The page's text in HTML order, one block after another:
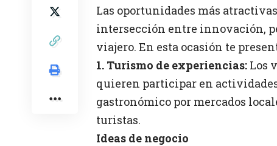
Las oportunidades más
intersección entre innovación,
viajero. En esta ocasión te
1. Turismo de experiencias: Los
quieren participar en
gastronómico por mercados
turistas.
Ideas de negocio